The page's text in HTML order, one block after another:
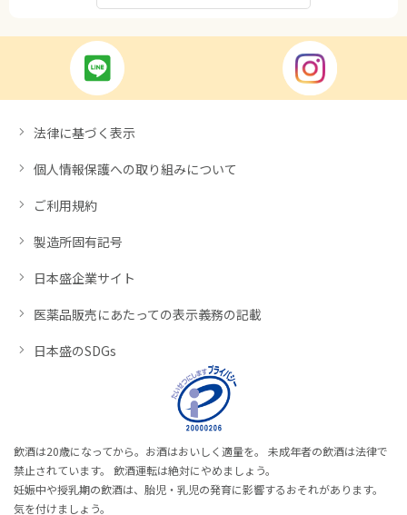
法律に基づく表示
個人情報保護への取り組みについて
ご利用規約
製造所固有記号
日本盛企業サイト
医薬品販売にあたっての表示義務の記載
日本盛のSDGs
飲酒は20歳になってから。お酒はおいしく適量を。 未成年者の飲酒は法律で
禁止されています。 飲酒運転は絶対にやめましょう。
妊娠中や授乳期の飲酒は、胎児・乳児の発育に影響するおそれがあります。
気を付けましょう。